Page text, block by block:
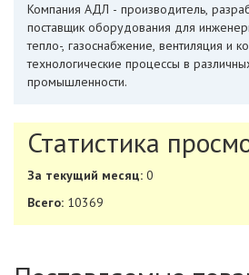
Компания АДЛ - производитель,
поставщик оборудования для
тепло-, газоснабжение, вентиляция и
технологические процессы в
промышленности.
Статистика
За текущий месяц: 0
Всего: 10369